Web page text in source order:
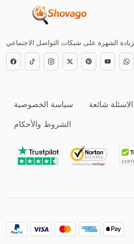
الشهرة على شبكات التواصل الاجتماعي
سياسة الخصوصية الاسئلة شائعة
الشروط والأحكام